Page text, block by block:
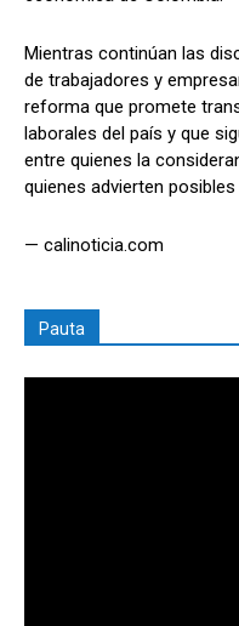
Mientras continúan las
de trabajadores y
reforma que promete
laborales del país y que
entre quienes la
quienes advierten
— calinoticia.com
Pauta